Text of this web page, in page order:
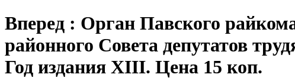
Вперед : Орган Павского
районного Совета депутатов
Год издания XIII. Цена 15 коп.